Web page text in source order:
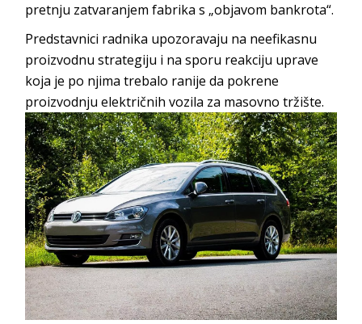
pretnju zatvaranjem fabrika s „objavom bankrota“.
Predstavnici radnika upozoravaju na neefikasnu
proizvodnu strategiju i na sporu reakciju uprave
koja je po njima trebalo ranije da pokrene
proizvodnju električnih vozila za masovno tržište.